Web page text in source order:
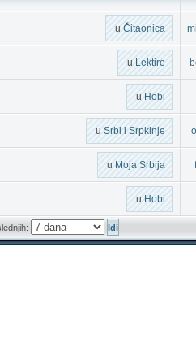
uČitaonica
uLektire
uHobi
uSrbi i Srpkinje
uMoja Srbija
uHobi